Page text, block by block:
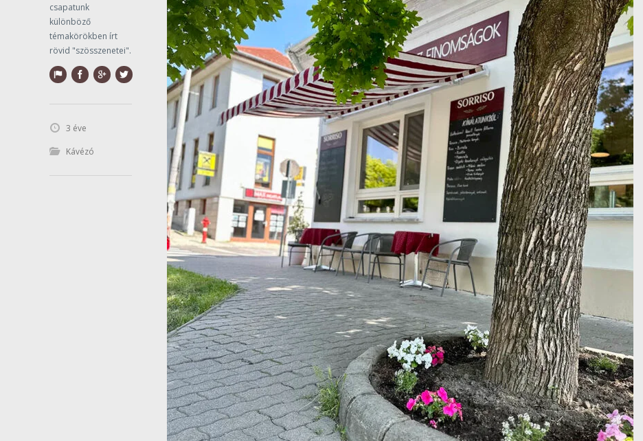
csapatunk
különböző
témakörökben írt
rövid "szösszenetei".
3 éve
Kávézó